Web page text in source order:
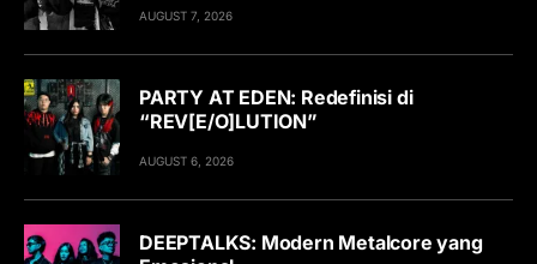
AUGUST 7, 2026
PARTY AT EDEN: Redefinisi di
“REV[E/O]LUTION”
AUGUST 6, 2026
DEEPTALKS: Modern Metalcore yang